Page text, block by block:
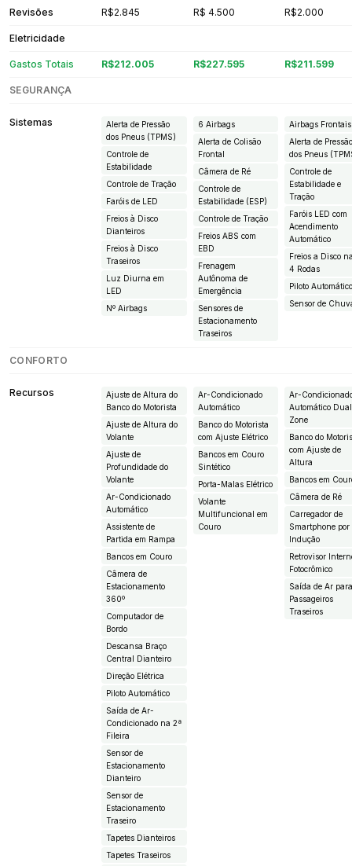
Revisões R$2.845 R$ 4.500 R$2.000
Eletricidade
Gastos Totais R$212.005 R$227.595 R$211.599
SEGURANÇA
Sistemas
Alerta de Pressão
dos Pneus (TPMS)
Controle de
Estabilidade
Controle de Tração
Faróis de LED
Freios à Disco
Dianteiros
Freios à Disco
Traseiros
Luz Diurna em
LED
Nº Airbags
6 Airbags
Alerta de Colisão
Frontal
Câmera de Ré
Controle de
Estabilidade (ESP)
Controle de Tração
Freios ABS com
EBD
Frenagem
Autônoma de
Emergência
Sensores de
Estacionamento
Traseiros
Airbags Frontais
Alerta de
dos Pneus
Controle de
Estabilidade e
Tração
Faróis LED com
Acendimento
Automático
Freios a Disco
4 Rodas
Piloto
Sensor de
CONFORTO
Recursos
Ajuste de Altura do
Banco do Motorista
Ajuste de Altura do
Volante
Ajuste de
Profundidade do
Volante
Ar-Condicionado
Automático
Assistente de
Partida em Rampa
Bancos em Couro
Câmera de
Estacionamento
360º
Computador de
Bordo
Descansa Braço
Central Dianteiro
Direção Elétrica
Piloto Automático
Saída de Ar-
Condicionado na 2ª
Fileira
Sensor de
Estacionamento
Dianteiro
Sensor de
Estacionamento
Traseiro
Tapetes Dianteiros
Tapetes Traseiros
Ar-Condicionado
Automático
Banco do Motorista
com Ajuste Elétrico
Bancos em Couro
Sintético
Porta-Malas Elétrico
Volante
Multifuncional em
Couro
Ar-
Automático Dual
Zone
Banco do
com Ajuste de
Altura
Bancos em
Câmera de Ré
Carregador de
Smartphone por
Indução
Retrovisor
Fotocrômico
Saída de Ar
Passageiros
Traseiros